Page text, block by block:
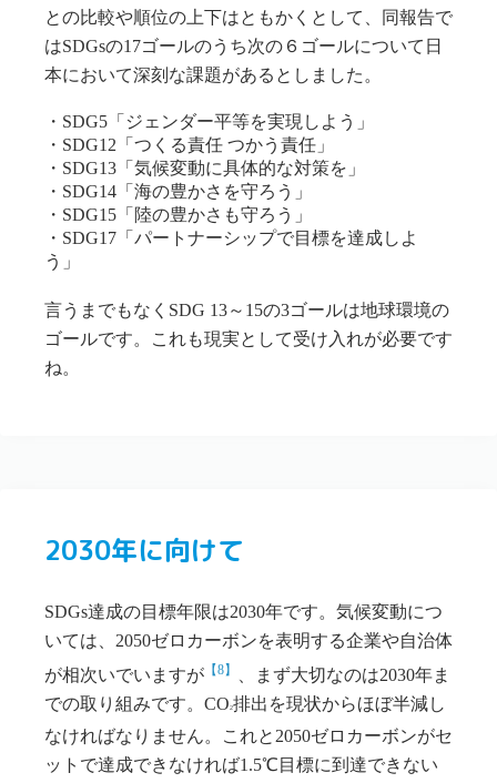
との比較や順位の上下はともかくとして、同報告で
はSDGsの17ゴールのうち次の６ゴールについて日
本において深刻な課題があるとしました。
・SDG5「ジェンダー平等を実現しよう」
・SDG12「つくる責任 つかう責任」
・SDG13「気候変動に具体的な対策を」
・SDG14「海の豊かさを守ろう」
・SDG15「陸の豊かさも守ろう」
・SDG17「パートナーシップで目標を達成しよ
う」
言うまでもなくSDG 13～15の3ゴールは地球環境の
ゴールです。これも現実として受け入れが必要です
ね。
2030年に向けて
SDGs達成の目標年限は2030年です。気候変動につ
いては、2050ゼロカーボンを表明する企業や自治体
が相次いでいますが 【8】
、まず大切なのは2030年ま
での取り組みです。CO2排出を現状からほぼ半減し
なければなりません。これと2050ゼロカーボンがセ
ットで達成できなければ1.5℃目標に到達できない